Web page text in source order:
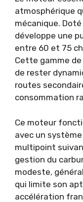
atmosphérique
mécanique.
développe une
entre 60 et 75
Cette gamme
de rester
routes
consommation
Ce moteur
avec un
multipoint
gestion du
modeste,
qui limite son
accélération